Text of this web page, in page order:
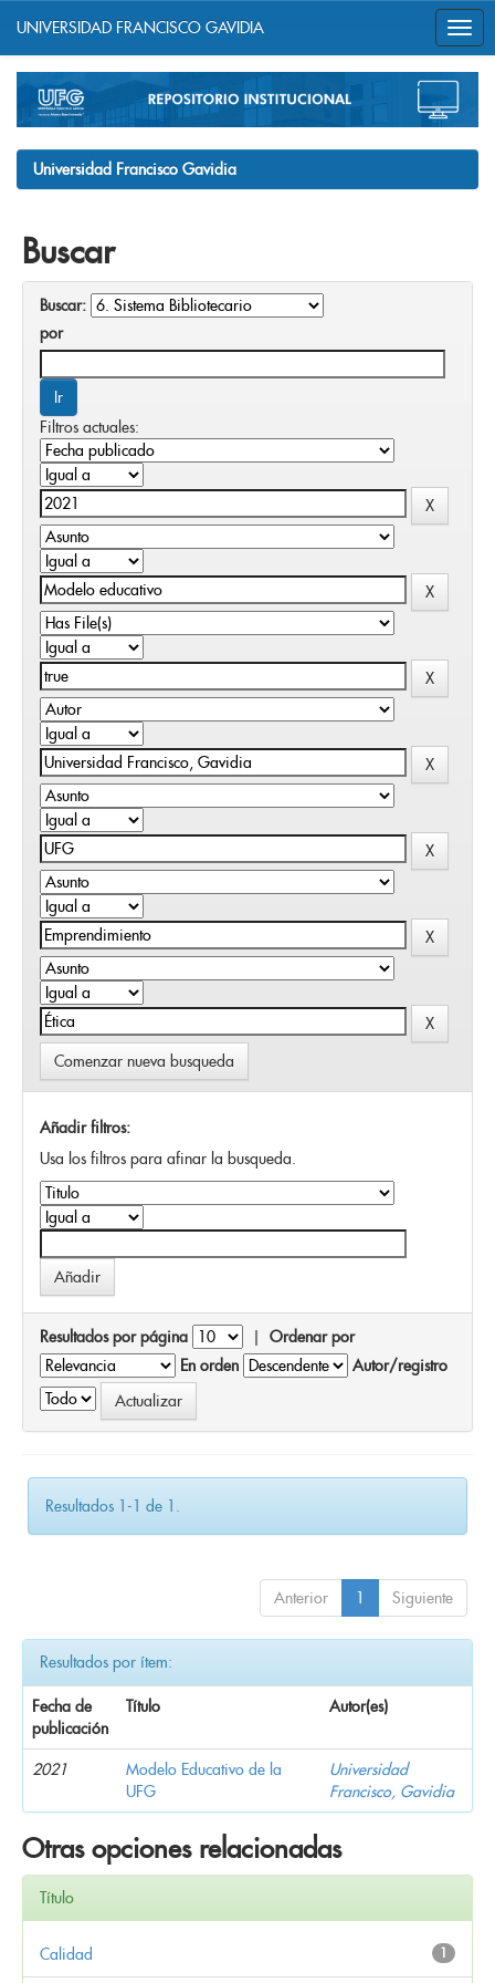
navigation
UNIVERSIDAD FRANCISCO GAVIDIA
Universidad Francisco Gavidia
Buscar
Buscar:
por
Filtros actuales:
Comenzar nueva busqueda
Añadir filtros:
Usa los filtros para afinar la busqueda.
Resultados por página | Ordenar por
En orden
Autor/registro
Resultados 1-1 de 1.
Anterior 1 Siguiente
Resultados por ítem:
Fecha de
publicación
Título Autor(es)
2021
Modelo Educativo de la
UFG
Universidad
Francisco, Gavidia
Otras opciones relacionadas
Título
1
Calidad